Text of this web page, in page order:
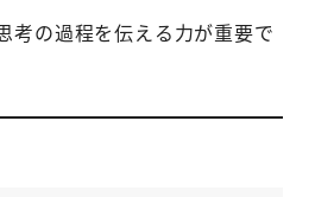
考の過程を伝える力が重要で